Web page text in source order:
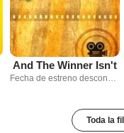
And The Winner Isn't
Fecha de estreno desconocida
Toda la